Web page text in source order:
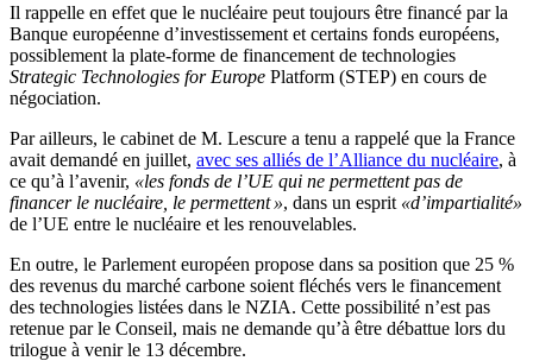
Il rappelle en effet que le nucléaire peut toujours être financé par la
Banque européenne d’investissement et certains fonds européens,
possiblement la plate-forme de financement de technologies
Strategic Technologies for Europe Platform (STEP) en cours de
négociation.
Par ailleurs, le cabinet de M. Lescure a tenu a rappelé que la France
avait demandé en juillet, avec ses alliés de l’Alliance du nucléaire, à
ce qu’à l’avenir, «les fonds de l’UE qui ne permettent pas de
financer le nucléaire, le permettent », dans un esprit «d’impartialité»
de l’UE entre le nucléaire et les renouvelables.
En outre, le Parlement européen propose dans sa position que 25 %
des revenus du marché carbone soient fléchés vers le financement
des technologies listées dans le NZIA. Cette possibilité n’est pas
retenue par le Conseil, mais ne demande qu’à être débattue lors du
trilogue à venir le 13 décembre.